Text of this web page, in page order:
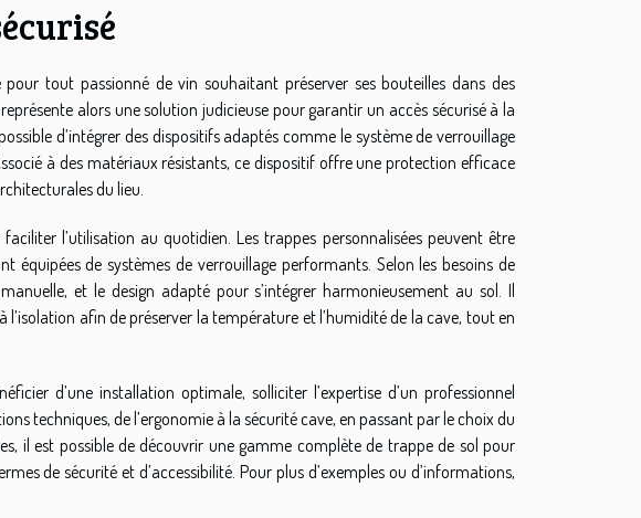
tout passionné de vin souhaitant préserver ses bouteilles dans des
alors une solution judicieuse pour garantir un accès sécurisé à la
d’intégrer des dispositifs adaptés comme le système de verrouillage
à des matériaux résistants, ce dispositif offre une protection efficace
du lieu.
l’utilisation au quotidien. Les trappes personnalisées peuvent être
équipées de systèmes de verrouillage performants. Selon les besoins de
et le design adapté pour s’intégrer harmonieusement au sol. Il
afin de préserver la température et l’humidité de la cave, tout en
d’une installation optimale, solliciter l’expertise d’un professionnel
techniques, de l’ergonomie à la sécurité cave, en passant par le choix du
il est possible de découvrir une gamme complète de trappe de sol pour
de sécurité et d’accessibilité. Pour plus d’exemples ou d’informations,